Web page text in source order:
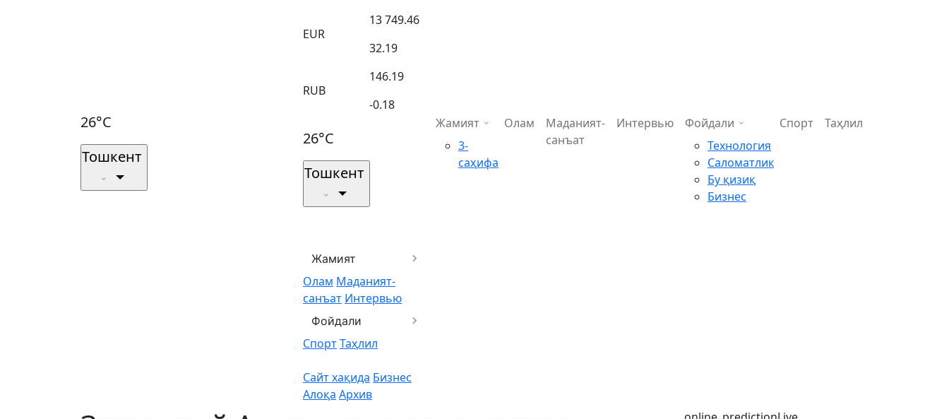
26°C
Тошкент
EUR
13 749.46
32.19
RUB
146.19
-0.18
26°C
Тошкент
Жамият
Олам Маданият-
санъат Интервью
Фойдали
СпортТаҳлил
Сайт хақида Бизнес
Алоқа Архив
Жамият
3-
саҳифа
Олам
Маданият-
санъат
Интервью
Фойдали
Технология
Саломатлик
Бу қизиқ
Бизнес
Спорт Таҳлил